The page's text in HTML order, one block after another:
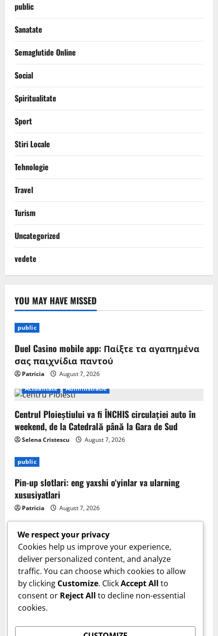
public
Sanatate
Semaglutide Online
Social
Spiritualitate
Sport
Stiri Locale
Tehnologie
Travel
Turism
Uncategorized
vedete
YOU MAY HAVE MISSED
public
Duel Casino mobile app: Παίξτε τα αγαπημένα
σας παιχνίδια παντού
Patricia
August 7, 2026
Actualitate
Administratie
Centrul Ploieștiului va fi ÎNCHIS circulației auto în
weekend, de la Catedrală până la Gara de Sud
Selena Cristescu August 7, 2026
public
Pin-up slotlari: eng yaxshi o‘yinlar va ularning
xususiyatlari
Patricia August 7, 2026
Sanatate
Cum îți verifici sănătatea inimii acasă. Tensiunea
arterială care te trimite la medic. Dr. Monica Trofin-
Bănescu (Sanador): Sunt obiceiuri de bun-simț!
We respect your privacy
Cookies help us improve your experience,
deliver personalized content, and analyze
traffic. You can choose which cookies to allow
by clicking Customize. ClickAccept All to
consent or Reject All to decline non-essential
cookies.